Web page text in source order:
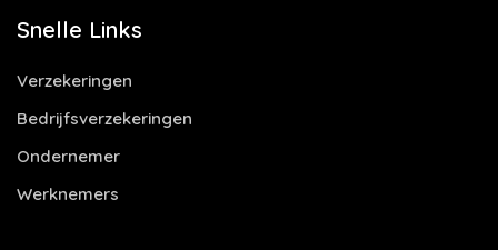
Snelle Links
Verzekeringen
Bedrijfsverzekeringen
Ondernemer
Werknemers